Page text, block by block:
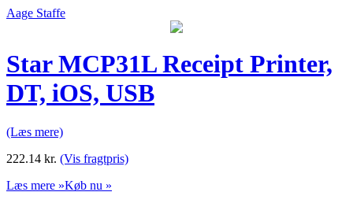
Aage Staffe
Star MCP31L Receipt Printer,
DT, iOS, USB
(Læs mere)
222.14 kr. (Vis fragtpris)
Læs mere »Køb nu »